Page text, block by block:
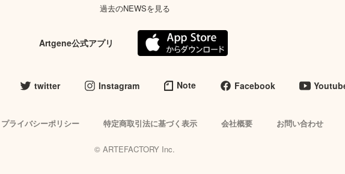
過去のNEWSを見る
Artgene公式アプリ
twitter Instagram Note Facebook
プライバシーポリシー 特定商取引法に基づく表示 会社概要 お問い合わせ
© ARTEFACTORY Inc.